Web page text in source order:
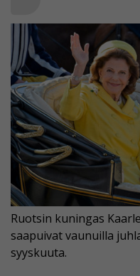
Ruotsin kuningas
saapuivat vaunuilla
syyskuuta.